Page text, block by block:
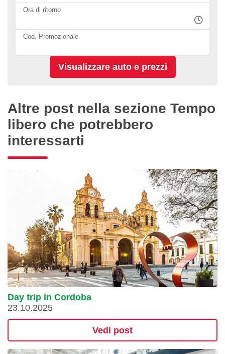
Ora di ritorno
Cod. Promozionale
Altre post nella sezione Tempo
libero che potrebbero
interessarti
Day trip in Cordoba
23.10.2025
Vedi post